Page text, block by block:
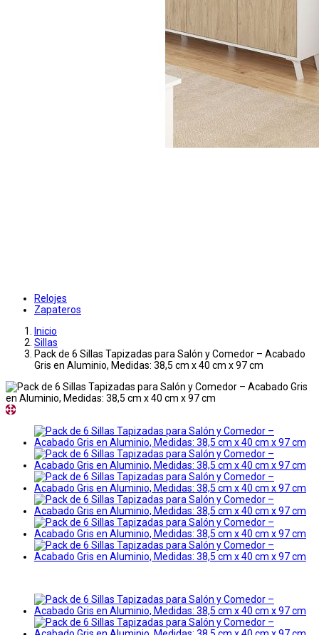
Relojes
Zapateros
Inicio
Sillas
Pack de 6 Sillas Tapizadas para Salón y Comedor – Acabado
Gris en Aluminio, Medidas: 38,5 cm x 40 cm x 97 cm